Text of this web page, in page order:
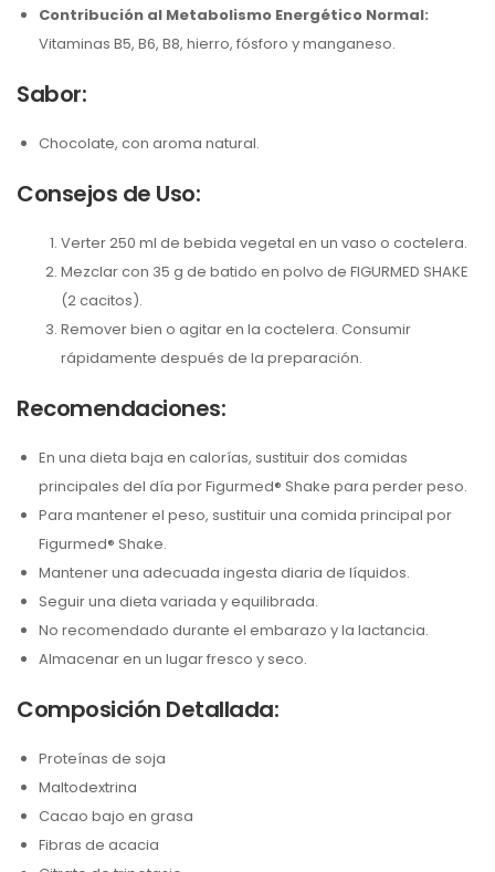
Contribución al Metabolismo Energético Normal:
Vitaminas B5, B6, B8, hierro, fósforo y manganeso.
Sabor:
Chocolate, con aroma natural.
Consejos de Uso:
Verter 250 ml de bebida vegetal en un vaso o coctelera.
Mezclar con 35 g de batido en polvo de FIGURMED SHAKE
(2 cacitos).
Remover bien o agitar en la coctelera. Consumir
rápidamente después de la preparación.
Recomendaciones:
En una dieta baja en calorías, sustituir dos comidas
principales del día por Figurmed® Shake para perder peso.
Para mantener el peso, sustituir una comida principal por
Figurmed® Shake.
Mantener una adecuada ingesta diaria de líquidos.
Seguir una dieta variada y equilibrada.
No recomendado durante el embarazo y la lactancia.
Almacenar en un lugar fresco y seco.
Composición Detallada:
Proteínas de soja
Maltodextrina
Cacao bajo en grasa
Fibras de acacia